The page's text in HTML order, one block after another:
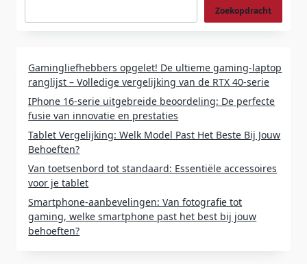
Zoekopdracht
Gamingliefhebbers opgelet! De ultieme gaming-laptop
ranglijst – Volledige vergelijking van de RTX 40-serie
IPhone 16-serie uitgebreide beoordeling: De perfecte
fusie van innovatie en prestaties
Tablet Vergelijking: Welk Model Past Het Beste Bij Jouw
Behoeften?
Van toetsenbord tot standaard: Essentiële accessoires
voor je tablet
Smartphone-aanbevelingen: Van fotografie tot
gaming, welke smartphone past het best bij jouw
behoeften?